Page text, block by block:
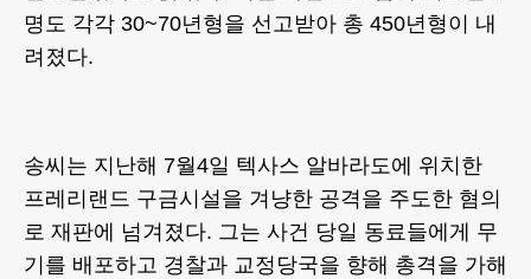
명도 각각 30~70년형을 선고받아 총 450년형이 내
려졌다.
송씨는 지난해 7월4일 텍사스 알바라도에 위치한
프레리랜드 구금시설을 겨냥한 공격을 주도한 혐의
로 재판에 넘겨졌다. 그는 사건 당일 동료들에게 무
기를 배포하고 경찰과 교정당국을 향해 총격을 가해